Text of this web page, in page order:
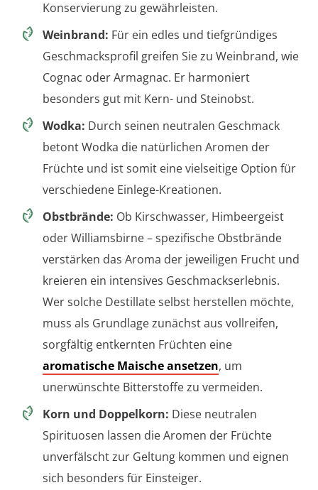
Konservierung zu gewährleisten.
Weinbrand: Für ein edles und tiefgründiges
Geschmacksprofil greifen Sie zu Weinbrand, wie
Cognac oder Armagnac. Er harmoniert
besonders gut mit Kern- und Steinobst.
Wodka: Durch seinen neutralen Geschmack
betont Wodka die natürlichen Aromen der
Früchte und ist somit eine vielseitige Option für
verschiedene Einlege-Kreationen.
Obstbrände: Ob Kirschwasser, Himbeergeist
oder Williamsbirne – spezifische Obstbrände
verstärken das Aroma der jeweiligen Frucht und
kreieren ein intensives Geschmackserlebnis.
Wer solche Destillate selbst herstellen möchte,
muss als Grundlage zunächst aus vollreifen,
sorgfältig entkernten Früchten eine
aromatische Maische ansetzen, um
unerwünschte Bitterstoffe zu vermeiden.
Korn und Doppelkorn: Diese neutralen
Spirituosen lassen die Aromen der Früchte
unverfälscht zur Geltung kommen und eignen
sich besonders für Einsteiger.